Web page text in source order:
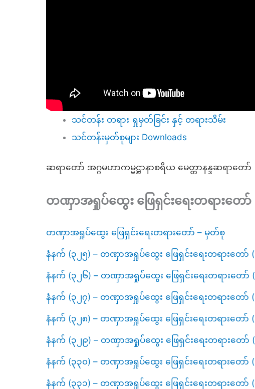
သင်တန်း တရား ရှုမှတ်ခြင်း နှင့် တရားသိမ်း
သင်တန်းမှတ်စုများ Downloads
ဆရာတော် အဂ္ဂမဟာကမ္မဋ္ဌာနာစရိယ မေတ္တာနန္ဒဆရာတော်
တဏှာအရှုပ်ထွေး ဖြေရှင်းရေးတရားတော်
တဏှာအရှုပ်ထွေး ဖြေရှင်းရေးတရားတော် – မှတ်စု
နံနက် (၃၂၅) – တဏှာအရှုပ်ထွေး ဖြေရှင်းရေးတရားတော်
နံနက် (၃၂၆) – တဏှာအရှုပ်ထွေး ဖြေရှင်းရေးတရားတော်
နံနက် (၃၂၇) – တဏှာအရှုပ်ထွေး ဖြေရှင်းရေးတရားတော်
နံနက် (၃၂၈) – တဏှာအရှုပ်ထွေး ဖြေရှင်းရေးတရားတော်
နံနက် (၃၂၉) – တဏှာအရှုပ်ထွေး ဖြေရှင်းရေးတရားတော်
နံနက် (၃၃၀) – တဏှာအရှုပ်ထွေး ဖြေရှင်းရေးတရားတော်
နံနက် (၃၃၁) – တဏှာအရှုပ်ထွေး ဖြေရှင်းရေးတရားတော်